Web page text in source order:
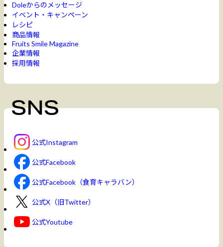
Doleからのメッセージ
イベント・キャンペーン
レシピ
商品情報
Fruits Smile Magazine
企業情報
採用情報
公式Instagram
公式Facebook
公式Facebook（食育キャラバン）
公式X（旧Twitter）
公式Youtube